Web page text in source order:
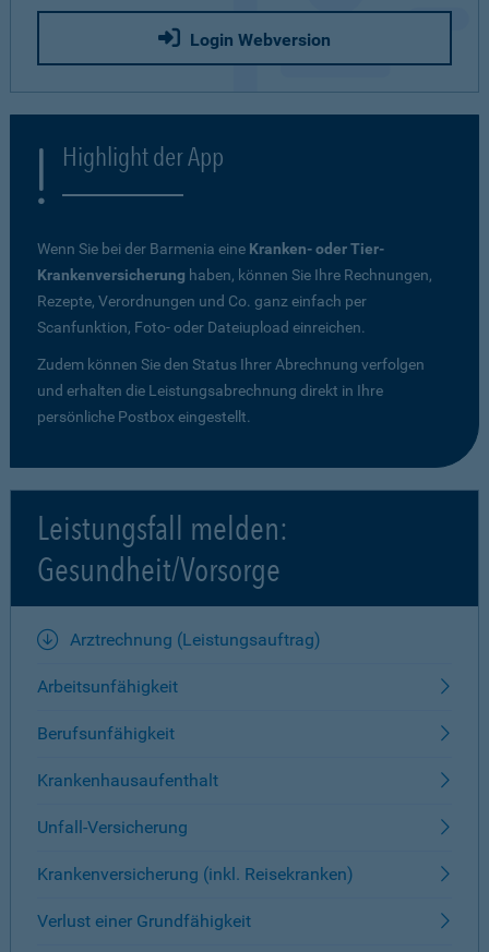
Login Webversion
Highlight der App
Wenn Sie bei der Barmenia eine Kranken- oder Tier-
Krankenversicherung haben, können Sie Ihre Rechnungen,
Rezepte, Verordnungen und Co. ganz einfach per
Scanfunktion, Foto- oder Dateiupload einreichen.
Zudem können Sie den Status Ihrer Abrechnung verfolgen
und erhalten die Leistungsabrechnung direkt in Ihre
persönliche Postbox eingestellt.
Leistungsfall melden:
Gesundheit/Vorsorge
Arztrechnung (Leistungsauftrag)
Arbeitsunfähigkeit
Berufsunfähigkeit
Krankenhausaufenthalt
Unfall-Versicherung
Krankenversicherung (inkl. Reisekranken)
Verlust einer Grundfähigkeit